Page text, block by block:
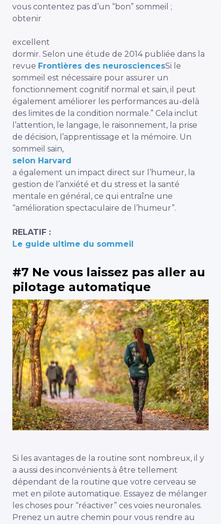
vous contentez pas d’un “bon” sommeil ;
obtenir
excellent
dormir. Selon une étude de 2014 publiée dans la
revue Frontières des neurosciencesSi le
sommeil est nécessaire pour assurer un
fonctionnement cognitif normal et sain, il peut
également améliorer les performances au-delà
des limites de la condition normale.” Cela inclut
l’attention, le langage, le raisonnement, la prise
de décision, l’apprentissage et la mémoire. Un
sommeil sain,
selon Harvard
a également un impact direct sur l’humeur, la
gestion de l’anxiété et du stress et la santé
mentale en général, ce qui entraîne une
“amélioration spectaculaire de l’humeur”.
RELATIF :
Le guide ultime du sommeil
#7 Ne vous laissez pas aller au
pilotage automatique
Si les avantages de la routine sont nombreux, il y
a aussi des inconvénients à être tellement
dépendant de la routine que votre cerveau se
met en pilote automatique. Essayez de mélanger
les choses pour “réactiver” ces voies neuronales.
Prenez un autre chemin pour vous rendre au